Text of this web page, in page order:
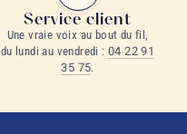
Service client
Une vraie voix au bout du fil,
du lundi au vendredi :04 22 91
35 75.